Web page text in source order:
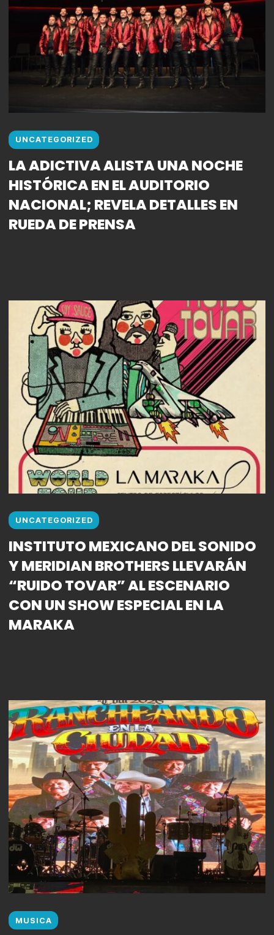
UNCATEGORIZED
LA ADICTIVA ALISTA UNA NOCHE
HISTÓRICA EN EL AUDITORIO
NACIONAL; REVELA DETALLES EN
RUEDA DE PRENSA
UNCATEGORIZED
INSTITUTO MEXICANO DEL SONIDO
Y MERIDIAN BROTHERS LLEVARÁN
“RUIDO TOVAR” AL ESCENARIO
CON UN SHOW ESPECIAL EN LA
MARAKA
MUSICA